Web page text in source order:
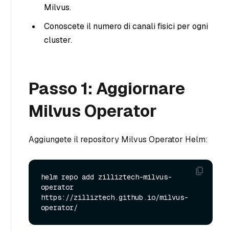
Milvus.
Conoscete il numero di canali fisici per ogni
cluster.
Passo 1: Aggiornare
Milvus Operator
Aggiungete il repository Milvus Operator Helm:
helm repo add zilliztech-milvus-
operator
https://zilliztech.github.io/milvus-